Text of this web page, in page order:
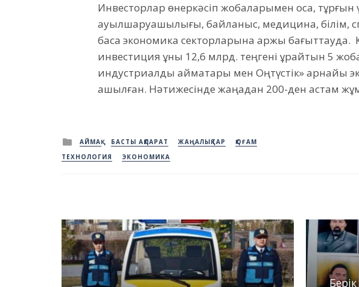
Инвесторлар өнеркәсіп жобаларымен қоса, тұрғын
ауылшаруашылығы, байланыс, медицина, білім,
басқа экономика секторларына қаржы
инвестиция құны 12,6 млрд. теңгені құрайтын 5
индустриалды аймақтары мен Оңтүстік» арнайы
ашылған. Нәтижесінде жаңадан 200-ден астам
Posted
in
АЙМАҚ БАСТЫ АҚПАРАТ ЖАҢАЛЫҚТАР
ҚОҒАМ
ТЕХНОЛОГИЯ
ЭКОНОМИКА